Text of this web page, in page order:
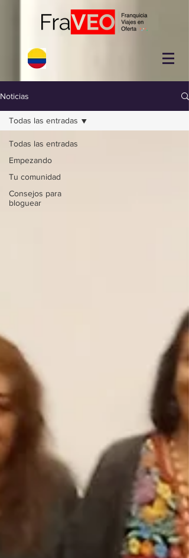
Noticias
Todas las entradas
Empezando
Tu comunidad
Consejos para
bloguear
Todas las entradas